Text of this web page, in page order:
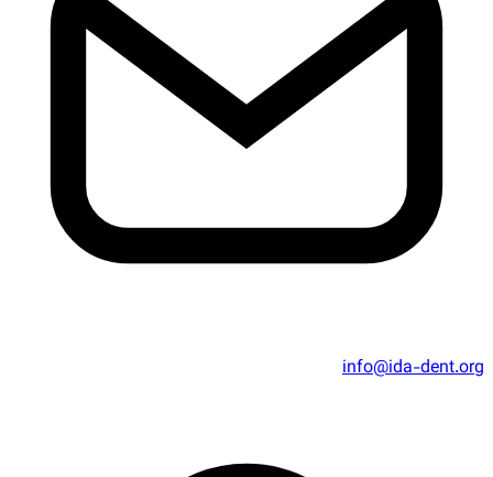
info@ida-dent.org